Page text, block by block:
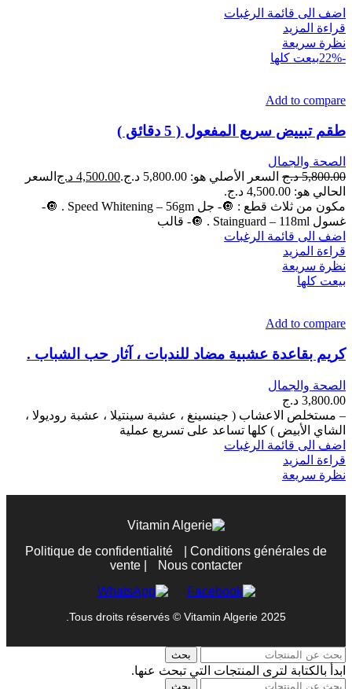
اضف الى قائمة الرغبات
قراءة المزيد
نظرة سريعة
-22%
بيعت كلها
Add to compare
طقم تبييض سريع المفعول ( 5 دقائق )
الصحة والجمال
5,800.00 د.ج السعر الأصلي هو: 5,800.00 د.ج. 4,500.00 د.ج السعر
الحالي هو: 4,500.00 د.ج.
مكون من ثلاث قطع : 🔘- جل Speed Whitening – 56gm . 🔘-
غسول Stainguard – 118ml . 🔘- قالب
اضف الى قائمة الرغبات
قراءة المزيد
نظرة سريعة
بيعت كلها
Add to compare
كريم بقاعدة عشبية مضاد للندبات ، آثار حب الشباب .
الصحة والجمال
3,800.00 د.ج
– مستخلص الاعشاب ( جينسينغ ، عشبة سينتيلا ، عشبة روديولا ،
الشاي الأبيض ) كلها تساعد على تسريع عملية
اضف الى قائمة الرغبات
قراءة المزيد
نظرة سريعة
Politique de confidentialité
Conditions générales de
vente
Nous contacter
Tous droits réservés © Vitamin Algerie 2025.
بحث
ابدأ بالكتابة لترى المنتجات التي تبحث عنها.
بحث